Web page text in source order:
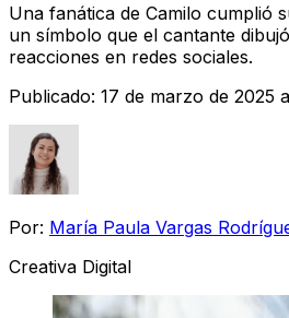
Una fanática de Camilo cumplió
un símbolo que el cantante
reacciones en redes sociales.
Publicado: 17 de marzo de 2025
Por: María Paula Vargas
Creativa Digital